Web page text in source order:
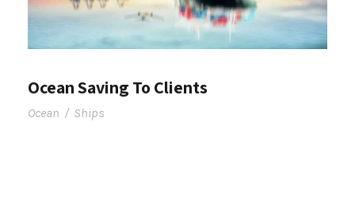
Ocean Saving To Clients
Ocean / Ships